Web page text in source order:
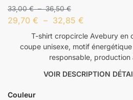
33,00€ – 36,50€
29,70 € – 32,85 €
T-shirt cropcircle Avebury en
coupe unisexe, motif
responsable, production
VOIR DESCRIPTION
Couleur